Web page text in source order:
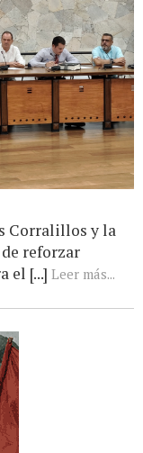
Corralillos y la
de reforzar
el [...] Leer más...